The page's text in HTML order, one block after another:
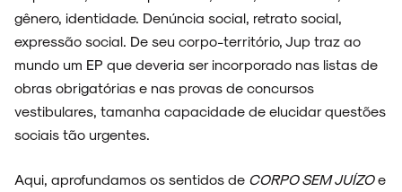
ESPECIAIS
gênero, identidade. Denúncia social, retrato social,
expressão social. De seu corpo-território, Jup traz ao
mundo um EP que deveria ser incorporado nas listas de
obras obrigatórias e nas provas de concursos
vestibulares, tamanha capacidade de elucidar questões
sociais tão urgentes.
Aqui, aprofundamos os sentidos de CORPO SEM JUÍZOe